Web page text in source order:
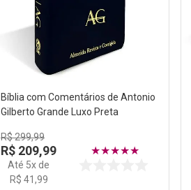
Bíblia com Comentários de Antonio
Gilberto Grande Luxo Preta
R$299,99
R$ 209,99
Até 5x de
R$ 41,99
★★★★★